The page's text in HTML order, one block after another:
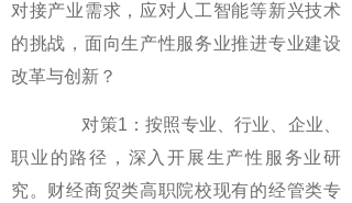
对接产业需求，应对人工智能等新兴技术
的挑战，面向生产性服务业推进专业建设
改革与创新？
对策1：按照专业、行业、企业、
职业的路径，深入开展生产性服务业研
究。财经商贸类高职院校现有的经管类专